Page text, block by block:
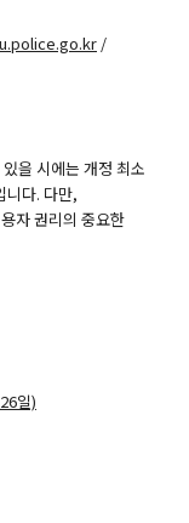
/
을 시에는 개정 최소
니다. 다만,
자 권리의 중요한
일)